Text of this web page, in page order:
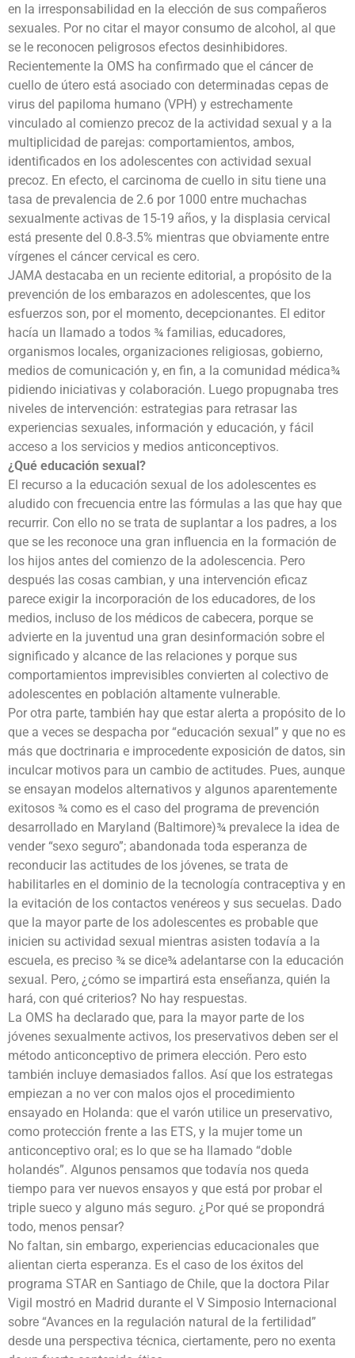
en la irresponsabilidad en la elección de sus compañeros
sexuales. Por no citar el mayor consumo de alcohol, al que
se le reconocen peligrosos efectos desinhibidores.
Recientemente la OMS ha confirmado que el cáncer de
cuello de útero está asociado con determinadas cepas de
virus del papiloma humano (VPH) y estrechamente
vinculado al comienzo precoz de la actividad sexual y a la
multiplicidad de parejas: comportamientos, ambos,
identificados en los adolescentes con actividad sexual
precoz. En efecto, el carcinoma de cuello in situ tiene una
tasa de prevalencia de 2.6 por 1000 entre muchachas
sexualmente activas de 15-19 años, y la displasia cervical
está presente del 0.8-3.5% mientras que obviamente entre
vírgenes el cáncer cervical es cero.
JAMA destacaba en un reciente editorial, a propósito de la
prevención de los embarazos en adolescentes, que los
esfuerzos son, por el momento, decepcionantes. El editor
hacía un llamado a todos ¾ familias, educadores,
organismos locales, organizaciones religiosas, gobierno,
medios de comunicación y, en fin, a la comunidad médica¾
pidiendo iniciativas y colaboración. Luego propugnaba tres
niveles de intervención: estrategias para retrasar las
experiencias sexuales, información y educación, y fácil
acceso a los servicios y medios anticonceptivos.
¿Qué educación sexual?
El recurso a la educación sexual de los adolescentes es
aludido con frecuencia entre las fórmulas a las que hay que
recurrir. Con ello no se trata de suplantar a los padres, a los
que se les reconoce una gran influencia en la formación de
los hijos antes del comienzo de la adolescencia. Pero
después las cosas cambian, y una intervención eficaz
parece exigir la incorporación de los educadores, de los
medios, incluso de los médicos de cabecera, porque se
advierte en la juventud una gran desinformación sobre el
significado y alcance de las relaciones y porque sus
comportamientos imprevisibles convierten al colectivo de
adolescentes en población altamente vulnerable.
Por otra parte, también hay que estar alerta a propósito de lo
que a veces se despacha por “educación sexual” y que no es
más que doctrinaria e improcedente exposición de datos, sin
inculcar motivos para un cambio de actitudes. Pues, aunque
se ensayan modelos alternativos y algunos aparentemente
exitosos ¾ como es el caso del programa de prevención
desarrollado en Maryland (Baltimore)¾ prevalece la idea de
vender “sexo seguro”; abandonada toda esperanza de
reconducir las actitudes de los jóvenes, se trata de
habilitarles en el dominio de la tecnología contraceptiva y en
la evitación de los contactos venéreos y sus secuelas. Dado
que la mayor parte de los adolescentes es probable que
inicien su actividad sexual mientras asisten todavía a la
escuela, es preciso ¾ se dice¾ adelantarse con la educación
sexual. Pero, ¿cómo se impartirá esta enseñanza, quién la
hará, con qué criterios? No hay respuestas.
La OMS ha declarado que, para la mayor parte de los
jóvenes sexualmente activos, los preservativos deben ser el
método anticonceptivo de primera elección. Pero esto
también incluye demasiados fallos. Así que los estrategas
empiezan a no ver con malos ojos el procedimiento
ensayado en Holanda: que el varón utilice un preservativo,
como protección frente a las ETS, y la mujer tome un
anticonceptivo oral; es lo que se ha llamado “doble
holandés”. Algunos pensamos que todavía nos queda
tiempo para ver nuevos ensayos y que está por probar el
triple sueco y alguno más seguro. ¿Por qué se propondrá
todo, menos pensar?
No faltan, sin embargo, experiencias educacionales que
alientan cierta esperanza. Es el caso de los éxitos del
programa STAR en Santiago de Chile, que la doctora Pilar
Vigil mostró en Madrid durante el V Simposio Internacional
sobre “Avances en la regulación natural de la fertilidad”
desde una perspectiva técnica, ciertamente, pero no exenta